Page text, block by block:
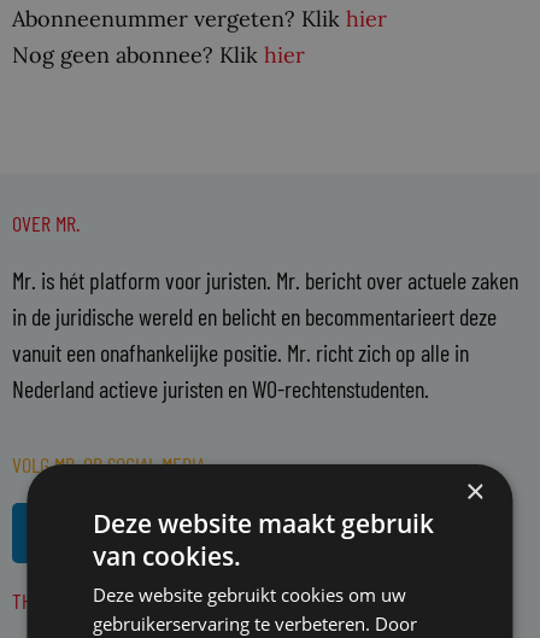
Abonneenummer vergeten? Klik hier
Nog geen abonnee? Klik hier
OVER MR.
Mr. is hét platform voor juristen. Mr. bericht over actuele zaken
in de juridische wereld en belicht en becommentarieert deze
vanuit een onafhankelijke positie. Mr. richt zich op alle in
Nederland actieve juristen en WO-rechtenstudenten.
VOLG MR. OP SOCIAL MEDIA
R
s
s
THEMA'S
×
Deze website maakt gebruik
van cookies.
Deze website gebruikt cookies om uw
gebruikerservaring te verbeteren. Door